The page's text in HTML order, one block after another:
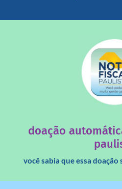
doação
você sabia que essa
saiba